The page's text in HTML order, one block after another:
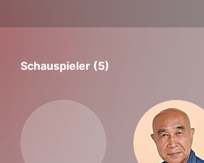
Schauspieler (5)